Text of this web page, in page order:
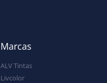
Marcas
ALV Tintas
Livcolor